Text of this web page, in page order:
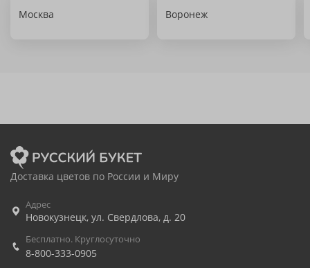
Москва Воронеж
Доставка цветов по России и Миру
Адрес
Новокузнецк, ул. Свердлова, д. 20
Бесплатно. Круглосуточно
8-800-333-0905